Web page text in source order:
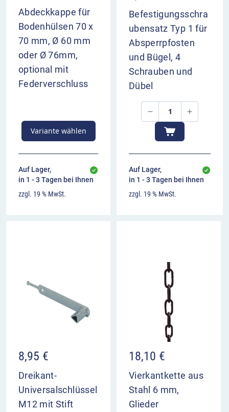
Reichen drei Schlüssel in Ihrem Fall nicht aus,
können Sie nach Bedarf Mehrschlüssel
dazubestellen. Wollen Sie mehrere Stilpoller mit
einem Schlüssel bedienen, bestellen Sie bitte
gleichschließende Profilzylinder in passender
Bei Bedarf können Sie die Stilpoller mit 1 oder 2
seitliche Kettenösen
bestellen, mit denen sich
Absperrketten oder Seile flexibel einhängen
lassen – ideal für temporäre Sperrungen,
Parkzonen und Besucherführungen.
Technische Details
Gesamtlänge (ortsfest): ca. 1.300 mm
Schloss (herausnehmbar/umlegbar):
Dreikantschloss DIN 3223 oder
Profilzylinderschloss
Kettenösen: wählbar 0 / 1 / 2 Stück
Abdeckkappe für
Bodenhülsen 70 x
70 mm, Ø 60 mm
oder Ø 76mm,
optional mit
Federverschluss
Variante wählen
Auf Lager,
in 1 - 3 Tagen bei Ihnen
zzgl. 19 % MwSt.
Befestigungsschra
ubensatz Typ 1 für
Absperrpfosten
und Bügel, 4
Schrauben und
Dübel
Auf Lager,
in 1 - 3 Tagen bei Ihnen
zzgl. 19 % MwSt.
8,95 €
Dreikant-
Universalschlüssel
M12 mit Stift
18,10 €
Vierkantkette aus
Stahl 6 mm,
Glieder